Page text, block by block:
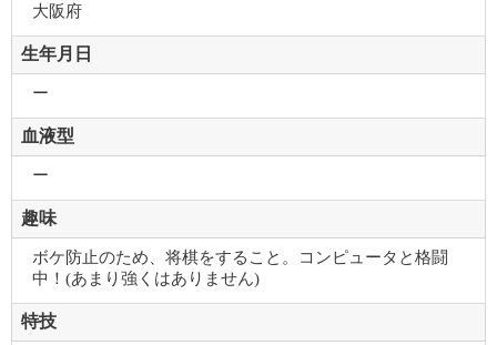
大阪府
生年月日
ー
血液型
ー
趣味
ボケ防止のため、将棋をすること。コンピュータと格闘
中！(あまり強くはありません)
特技